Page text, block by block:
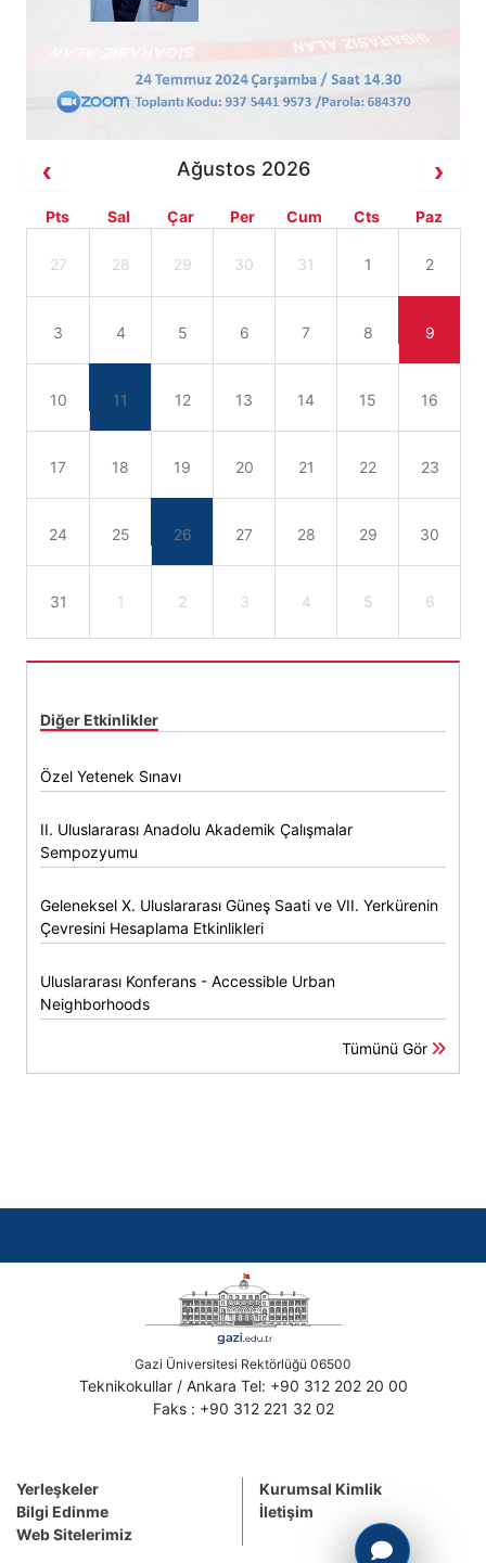
Ağustos 2026
Pts Sal Çar Per Cum Cts Paz
27 28 29 30 31 1 2
3 4 5 6 7 8 9
10 11 12 13 14 15 16
17 18 19 20 21 22 23
24 25 26 27 28 29 30
31 1 2 3 4 5 6
Diğer Etkinlikler
Özel Yetenek Sınavı
II. Uluslararası Anadolu Akademik Çalışmalar
Sempozyumu
Geleneksel X. Uluslararası Güneş Saati ve VII. Yerkürenin
Çevresini Hesaplama Etkinlikleri
Uluslararası Konferans - Accessible Urban
Neighborhoods
Tümünü Gör
Gazi Üniversitesi Rektörlüğü 06500
Teknikokullar / Ankara Tel: +90 312 202 20 00
Faks : +90 312 221 32 02
Yerleşkeler
Bilgi Edinme
Web Sitelerimiz
Kurumsal Kimlik
İletişim